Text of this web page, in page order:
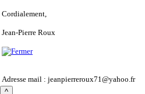
Cordialement,
Jean-Pierre Roux
Adresse mail : jeanpierreroux71@yahoo.fr
^